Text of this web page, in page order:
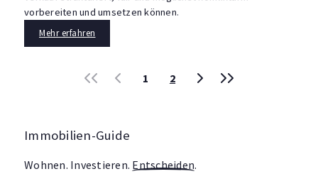
vorbereiten und umsetzen können.
Mehr erfahren
« ‹ 1 2 › »
Immobilien-Guide
Wohnen. Investieren. Entscheiden.